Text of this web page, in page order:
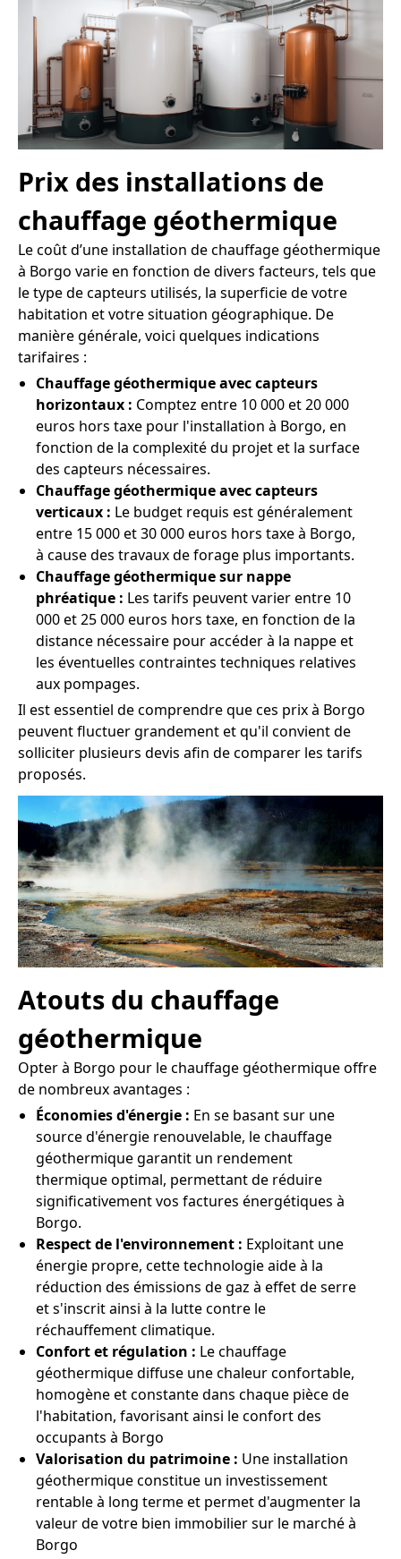
Prix des installations de
chauffage géothermique
Le coût d’une installation de chauffage géothermique
à Borgo varie en fonction de divers facteurs, tels que
le type de capteurs utilisés, la superficie de votre
habitation et votre situation géographique. De
manière générale, voici quelques indications
tarifaires :
Chauffage géothermique avec capteurs
horizontaux : Comptez entre 10 000 et 20 000
euros hors taxe pour l'installation à Borgo, en
fonction de la complexité du projet et la surface
des capteurs nécessaires.
Chauffage géothermique avec capteurs
verticaux : Le budget requis est généralement
entre 15 000 et 30 000 euros hors taxe à Borgo,
à cause des travaux de forage plus importants.
Chauffage géothermique sur nappe
phréatique : Les tarifs peuvent varier entre 10
000 et 25 000 euros hors taxe, en fonction de la
distance nécessaire pour accéder à la nappe et
les éventuelles contraintes techniques relatives
aux pompages.
Il est essentiel de comprendre que ces prix à Borgo
peuvent fluctuer grandement et qu'il convient de
solliciter plusieurs devis afin de comparer les tarifs
proposés.
Atouts du chauffage
géothermique
Opter à Borgo pour le chauffage géothermique offre
de nombreux avantages :
Économies d'énergie : En se basant sur une
source d'énergie renouvelable, le chauffage
géothermique garantit un rendement
thermique optimal, permettant de réduire
significativement vos factures énergétiques à
Borgo.
Respect de l'environnement : Exploitant une
énergie propre, cette technologie aide à la
réduction des émissions de gaz à effet de serre
et s'inscrit ainsi à la lutte contre le
réchauffement climatique.
Confort et régulation : Le chauffage
géothermique diffuse une chaleur confortable,
homogène et constante dans chaque pièce de
l'habitation, favorisant ainsi le confort des
occupants à Borgo
Valorisation du patrimoine : Une installation
géothermique constitue un investissement
rentable à long terme et permet d'augmenter la
valeur de votre bien immobilier sur le marché à
Borgo